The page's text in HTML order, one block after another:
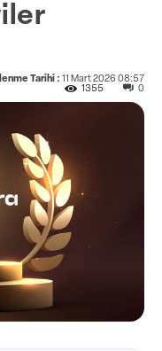
Tarihi : 11 Mart 2026 08:57
0
1355